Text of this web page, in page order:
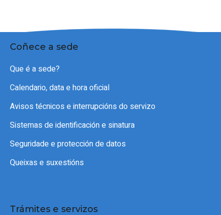
Coñece a sede
Que é a sede?
Calendario, data e hora oficial
Avisos técnicos e interrupcións do servizo
Sistemas de identificación e sinatura
Seguridade e protección de datos
Queixas e suxestións
Trámites e servizos